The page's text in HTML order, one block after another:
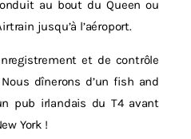
au bout du Queen ou
jusqu’à l’aéroport.
et de contrôle
dînerons d’un fish and
pub irlandais du T4 avant
York !